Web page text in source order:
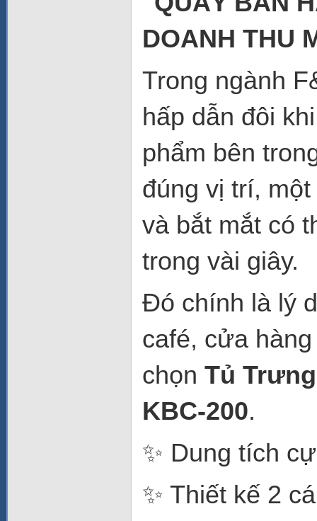
DOANH THU
Trong ngành
hấp dẫn đôi
phẩm bên
đúng vị trí,
và bắt mắt có
trong vài giây.
Đó chính là lý
café, cửa
chọn Tủ
KBC-200.
✨ Dung tích
✨ Thiết kế 2